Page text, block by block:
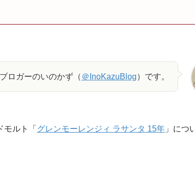
ロガーのいのかず（ ＠InoKazuBlog）です。
ルト「 グレンモーレンジィ ラサンタ 15年 」につ